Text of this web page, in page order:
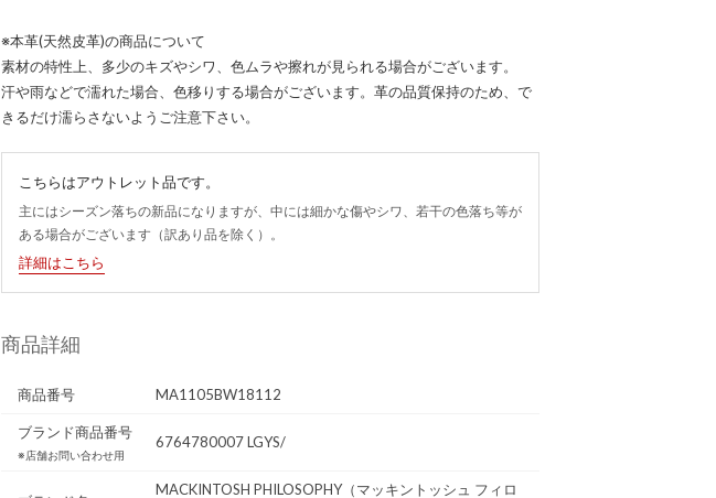
※本革(天然皮革)の商品について
素材の特性上、多少のキズやシワ、色ムラや擦れが見られる場合がございます。
汗や雨などで濡れた場合、色移りする場合がございます。革の品質保持のため、で
きるだけ濡らさないようご注意下さい。
こちらはアウトレット品です。
主にはシーズン落ちの新品になりますが、中には細かな傷やシワ、若干の色落ち等が
ある場合がございます（訳あり品を除く）。
詳細はこちら
商品詳細
商品番号 MA1105BW18112
ブランド商品番号
※店舗お問い合わせ用
6764780007 LGYS/
MACKINTOSH PHILOSOPHY（マッキントッシュ フィロ